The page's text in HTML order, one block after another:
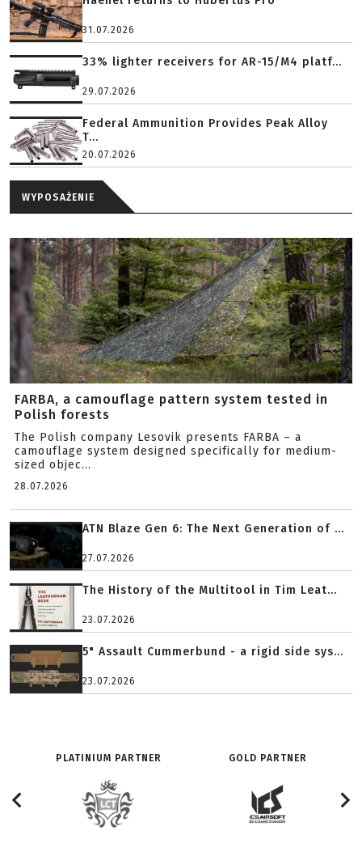
31.07.2026
33% lighter receivers for AR-15/M4 platf...
29.07.2026
Federal Ammunition Provides Peak Alloy
T...
20.07.2026
WYPOSAŻENIE
FARBA, a camouflage pattern system tested in
Polish forests
The Polish company Lesovik presents FARBA – a
camouflage system designed specifically for medium-
sized objec...
28.07.2026
ATN Blaze Gen 6: The Next Generation of ...
27.07.2026
The History of the Multitool in Tim Leat...
23.07.2026
5" Assault Cummerbund - a rigid side sys...
23.07.2026
PLATINIUM PARTNER GOLD PARTNER